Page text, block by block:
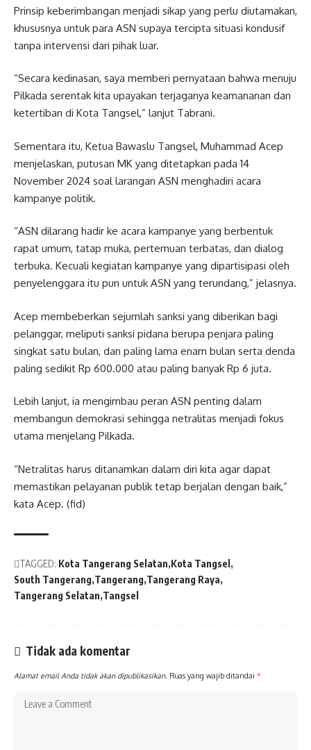
Prinsip keberimbangan menjadi sikap yang perlu diutamakan,
khususnya untuk para ASN supaya tercipta situasi kondusif
tanpa intervensi dari pihak luar.
“Secara kedinasan, saya memberi pernyataan bahwa menuju
Pilkada serentak kita upayakan terjaganya keamananan dan
ketertiban di Kota Tangsel,” lanjut Tabrani.
Sementara itu, Ketua Bawaslu Tangsel, Muhammad Acep
menjelaskan, putusan MK yang ditetapkan pada 14
November 2024 soal larangan ASN menghadiri acara
kampanye politik.
“ASN dilarang hadir ke acara kampanye yang berbentuk
rapat umum, tatap muka, pertemuan terbatas, dan dialog
terbuka. Kecuali kegiatan kampanye yang dipartisipasi oleh
penyelenggara itu pun untuk ASN yang terundang,” jelasnya.
Acep membeberkan sejumlah sanksi yang diberikan bagi
pelanggar, meliputi sanksi pidana berupa penjara paling
singkat satu bulan, dan paling lama enam bulan serta denda
paling sedikit Rp 600.000 atau paling banyak Rp 6 juta.
Lebih lanjut, ia mengimbau peran ASN penting dalam
membangun demokrasi sehingga netralitas menjadi fokus
utama menjelang Pilkada.
“Netralitas harus ditanamkan dalam diri kita agar dapat
memastikan pelayanan publik tetap berjalan dengan baik,”
kata Acep. (fid)
TAGGED: Kota Tangerang Selatan Kota Tangsel
South Tangerang Tangerang Tangerang Raya
Tangerang Selatan Tangsel
Tidak ada komentar
Alamat email Anda tidak akan dipublikasikan. Ruas yang wajib ditandai *